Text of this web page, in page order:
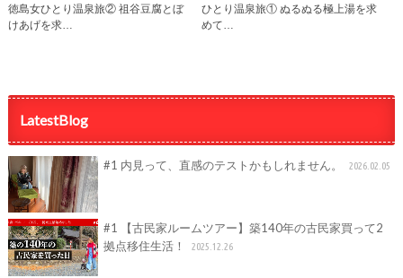
徳島女ひとり温泉旅② 祖谷豆腐とぼ
けあげを求…
ひとり温泉旅① ぬるぬる極上湯を求
めて…
LatestBlog
#1 内見って、直感のテストかもしれません。 2026.02.05
#1 【古民家ルームツアー】築140年の古民家買って2
拠点移住生活！
2025.12.26